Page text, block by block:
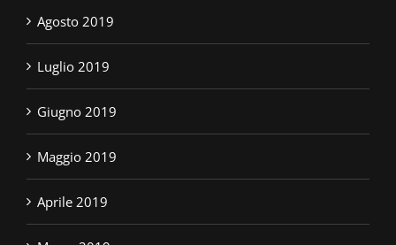
Agosto 2019
Luglio 2019
Giugno 2019
Maggio 2019
Aprile 2019